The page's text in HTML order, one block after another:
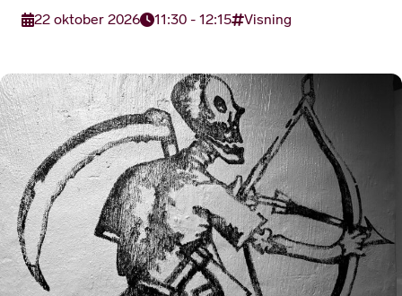
22 oktober 2026 11:30 - 12:15 Visning